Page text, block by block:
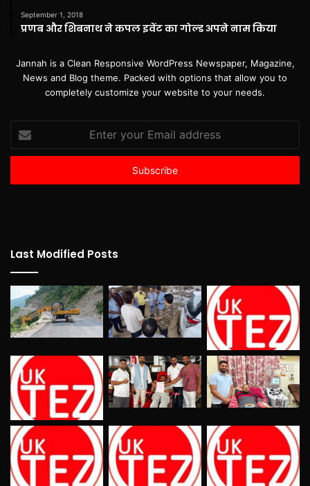
September 1, 2018
प्रणब और शिबनाथ ने कपल इवेंट का गोल्ड अपने नाम किया
Jannah is a Clean Responsive WordPress Newspaper, Magazine,
News and Blog theme. Packed with options that allow you to
completely customize your website to your needs.
your
Email
Last Modified Posts